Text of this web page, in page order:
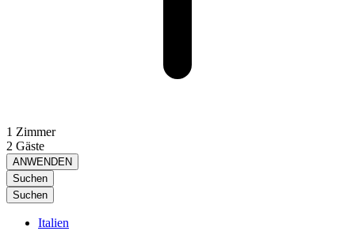
1 Zimmer
2 Gäste
ANWENDEN
Suchen
Suchen
Italien